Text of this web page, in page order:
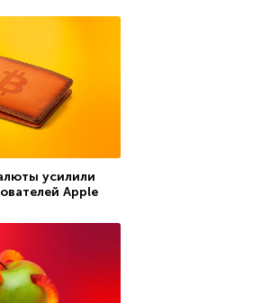
усилили
Apple